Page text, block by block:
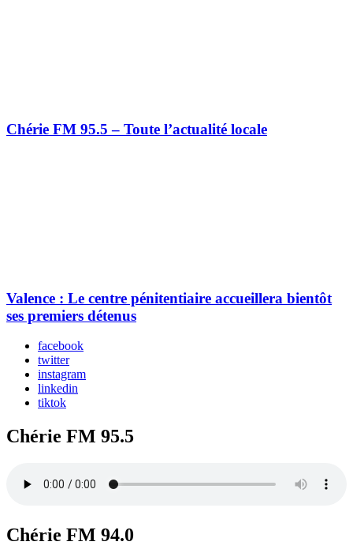
Chérie FM 95.5 – Toute l’actualité locale
Valence : Le centre pénitentiaire accueillera bientôt
ses premiers détenus
facebook
twitter
instagram
linkedin
tiktok
Chérie FM 95.5
Chérie FM 94.0